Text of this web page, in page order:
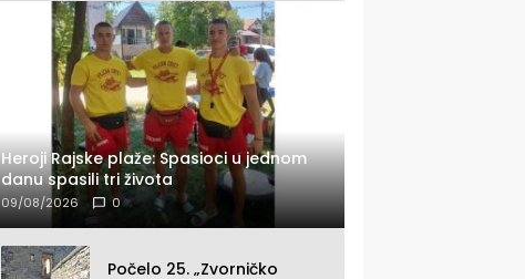
Heroji Rajske plaže: Spasioci u jednom
danu spasili tri života
09/08/2026 0
Počelo 25. „Zvorničko